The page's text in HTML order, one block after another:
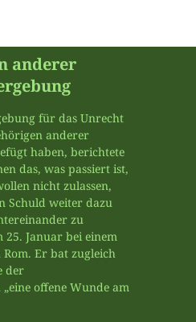
anderer
für das Unrecht
anderer
haben, berichtete
das, was passiert ist,
nicht zulassen,
Schuld weiter dazu
zu
25. Januar bei einem
Er bat zugleich
der
offene Wunde am